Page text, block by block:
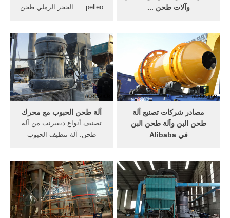
pelleo. ... الحجر الرملي طحن
طحن البذور. آلة طحن الصخور
أسعار الصين. خط مطاحن
الكرة الصخورcrusher-asia.
وآلات طحن ...
آلات طحن الدقيق القمح مع
السعر ومثل سعر مطاحن
الدقيق, دقيق القمح آلة السعر,
طحن الذرة آلة السعر
لاختيارك.تحديث وقت:2019-11-
08
آلة طحن الحبوب مع محرك
تصنيف أنواع ديفيرنت من آلة
طحن. آلة تنظيف الحبوب
من أجل تنظيف و تصنيف أنواع
كثيرة من البذور، مثل القمح،
أرز. الدردشة مع المبيعات »
مصادر شركات تصنيع آلة
طحن البن وآلة طحن البن
في Alibaba
البن ومصنعو آلة طحن البن
أدناه، يرجى تصفح وتحديد
المنتجات المرغوب فيها.
وبالإضافة إلى ذلك، كما نقوم
بتوفير المنتجات المعنية على